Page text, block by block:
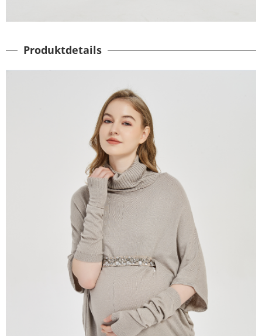
Produktdetails